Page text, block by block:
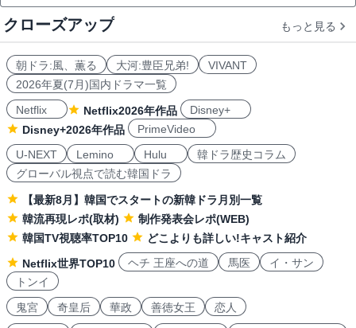
クローズアップ もっと見る
朝ドラ:風、薫る 大河:豊臣兄弟!
VIVANT
2026年夏(7月)国内ドラマ一覧
Netflix
Netflix2026年作品
Disney+
Disney+2026年作品
PrimeVideo
U-NEXT
Lemino Hulu
韓ドラ歴史コラム
グローバル視点で読む韓国ドラ
【最新8月】韓国でスタートの新韓ドラ月別一覧
韓流再現レポ(取材)
制作発表会レポ(WEB)
韓国TV視聴率TOP10
どこよりも詳しい!キャスト紹介
Netflix世界TOP10
ヘチ 王座への道 馬医
イ・サン
トンイ
鬼宮
奇皇后 華政 善徳女王 恋人